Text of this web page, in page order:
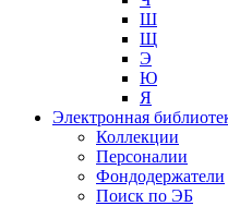
Ш
Щ
Э
Ю
Я
Электронная
Коллекции
Персоналии
Фондодержатели
Поиск по ЭБ